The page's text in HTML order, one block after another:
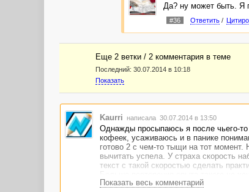
Да? ну может быть. Я
#36 Ответить/
Еще 2 ветки / 2 комментария в темe
Последний: 30.07.2014 в 10:18
Показать
Kaurri написала 30.07.2014 в 13:50
Однажды просыпаюсь я после чьего-
кофеек, усаживаюсь и в панике
готово 2 с чем-то тыщи на тот
вычитать успела. У страха скорость
текст с такой скоростью сделать
верите?))
Показать весь комментарий